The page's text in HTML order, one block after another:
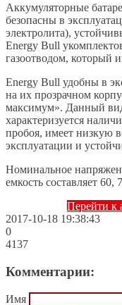
Аккумуляторные
безопасны в
электролита),
Energy Bull
газоотводом, который
Energy Bull удобны в
на их прозрачном
максимум». Данный
характеризуется
пробоя, имеет низкую
эксплуатации и
Номинальное
емкость составляет
Перейти к
2017-10-18 19:38:43
0
4137
Комментарии:
Имя